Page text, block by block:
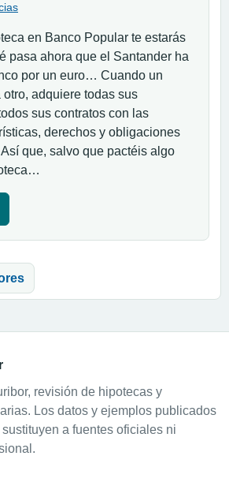
en Banco Popular te estarás
pasa ahora que el Santander ha
por un euro… Cuando un
otro, adquiere todas sus
sus contratos con las
derechos y obligaciones
que, salvo que pactéis algo
entradas
revisión de hipotecas y
Los datos y ejemplos publicados
a fuentes oficiales ni